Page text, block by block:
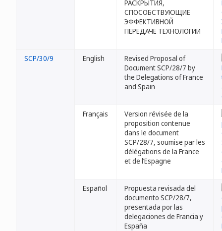
РАСКРЫТИЯ,
СПОСОБСТВУЮЩИЕ
ЭФФЕКТИВНОЙ
ПЕРЕДАЧЕ ТЕХНОЛОГИИ
SCP/30/9 English
Revised Proposal of
Document SCP/28/7 by
the Delegations of France
and Spain
Français
Version révisée de la
proposition contenue
dans le document
SCP/28/7, soumise par les
délégations de la France
et de l’Espagne
Español
Propuesta revisada del
documento SCP/28/7,
presentada por las
delegaciones de Francia y
España